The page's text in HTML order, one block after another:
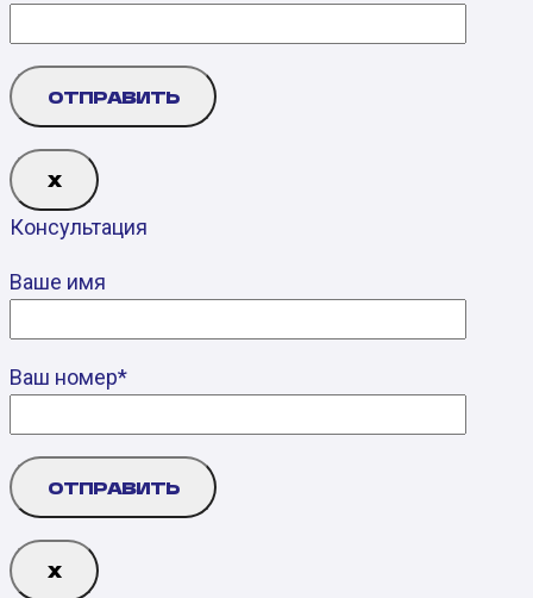
Х
Консультация
Ваше имя
Ваш номер*
Х